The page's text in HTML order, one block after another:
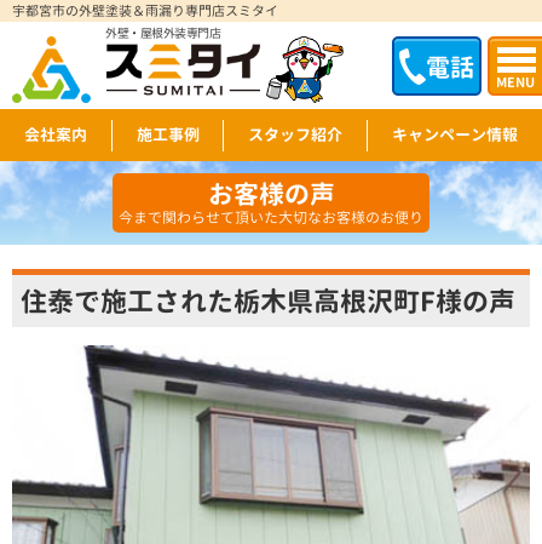
電話 MENU
宇都宮市の外壁塗装＆雨漏り専門店スミタイ
外壁・屋根外装専門店
会社案内 施工事例 スタッフ紹介 キャンペーン情報
お客様の声
今まで関わらせて頂いた大切なお客様のお便り
住泰で施工された栃木県高根沢町F様の声